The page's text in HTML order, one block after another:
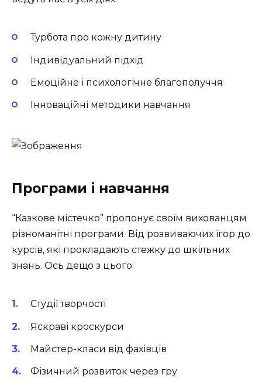
Турбота про кожну дитину
Індивідуальний підхід
Емоційне і психологічне благополуччя
Інноваційні методики навчання
Програми і навчання
“Казкове містечко” пропонує своїм вихованцям
різноманітні програми. Від розвиваючих ігор до
курсів, які прокладають стежку до шкільних
знань. Ось дещо з цього:
Студії творчості
Яскраві кроскурси
Майстер-класи від фахівців
Фізичний розвиток через гру